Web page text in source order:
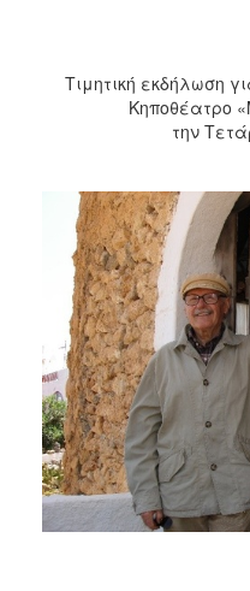
2018
2017
2015
2013
2012
2011
2010
2006
ΤΟΠΟΣ
Τιμητική εκδήλωση
Κηποθέατρο
την